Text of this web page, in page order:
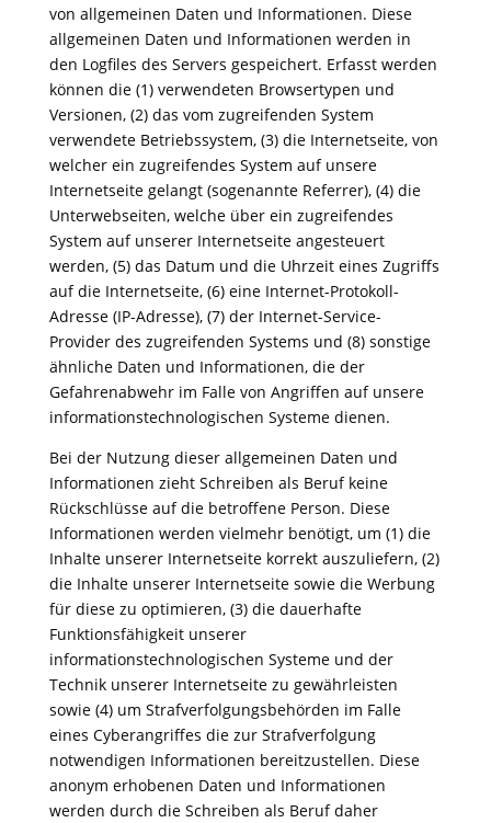
von allgemeinen Daten und Informationen. Diese
allgemeinen Daten und Informationen werden in
den Logfiles des Servers gespeichert. Erfasst werden
können die (1) verwendeten Browsertypen und
Versionen, (2) das vom zugreifenden System
verwendete Betriebssystem, (3) die Internetseite, von
welcher ein zugreifendes System auf unsere
Internetseite gelangt (sogenannte Referrer), (4) die
Unterwebseiten, welche über ein zugreifendes
System auf unserer Internetseite angesteuert
werden, (5) das Datum und die Uhrzeit eines Zugriffs
auf die Internetseite, (6) eine Internet-Protokoll-
Adresse (IP-Adresse), (7) der Internet-Service-
Provider des zugreifenden Systems und (8) sonstige
ähnliche Daten und Informationen, die der
Gefahrenabwehr im Falle von Angriffen auf unsere
informationstechnologischen Systeme dienen.
Bei der Nutzung dieser allgemeinen Daten und
Informationen zieht Schreiben als Beruf keine
Rückschlüsse auf die betroffene Person. Diese
Informationen werden vielmehr benötigt, um (1) die
Inhalte unserer Internetseite korrekt auszuliefern, (2)
die Inhalte unserer Internetseite sowie die Werbung
für diese zu optimieren, (3) die dauerhafte
Funktionsfähigkeit unserer
informationstechnologischen Systeme und der
Technik unserer Internetseite zu gewährleisten
sowie (4) um Strafverfolgungsbehörden im Falle
eines Cyberangriffes die zur Strafverfolgung
notwendigen Informationen bereitzustellen. Diese
anonym erhobenen Daten und Informationen
werden durch die Schreiben als Beruf daher